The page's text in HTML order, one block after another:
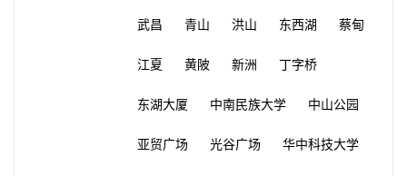
武昌 青山 洪山 东西湖 蔡甸
江夏 黄陂 新洲 丁字桥
东湖大厦 中南民族大学 中山公园
亚贸广场 光谷广场 华中科技大学